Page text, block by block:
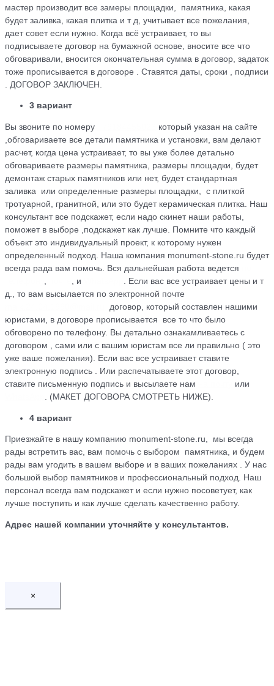
мастер производит все замеры площадки, памятника, какая
будет заливка, какая плитка и т д, учитывает все пожелания,
дает совет если нужно. Когда всё устраивает, то вы
подписываете договор на бумажной основе, вносите все что
обговаривали, вносится окончательная сумма в договор, задаток
тоже прописывается в договоре . Ставятся даты, сроки , подписи
. ДОГОВОР ЗАКЛЮЧЕН.
3 вариант
Вы звоните по номеру
который указан на сайте
,обговариваете все детали памятника и установки, вам делают
расчет, когда цена устраивает, то вы уже более детально
обговариваете размеры памятника, размеры площадки, будет
демонтаж старых памятников или нет, будет стандартная
заливка или определенные размеры площадки, с плиткой
тротуарной, гранитной, или это будет керамическая плитка. Наш
консультант все подскажет, если надо скинет наши работы,
поможет в выборе ,подскажет как лучше. Помните что каждый
объект это индивидуальный проект, к которому нужен
определенный подход. Наша компания monument-stone.ru будет
всегда рада вам помочь. Вся дальнейшая работа ведется
, , и
. Если вас все устраивает цены и т
д., то вам высылается по электронной почте
договор, который cоставлен нашими
юристами, в договоре прописывается все то что было
обговорено по телефону. Вы детально ознакамливаетесь с
договором , сами или с вашим юристам все ли правильно ( это
уже ваше пожелания). Если вас все устраивает ставите
электронную подпись . Или распечатываете этот договор,
ставите письменную подпись и высылаете нам
или
. (МАКЕТ ДОГОВОРА СМОТРЕТЬ НИЖЕ).
4 вариант
Приезжайте в нашу компанию monument-stone.ru, мы всегда
рады встретить вас, вам помочь с выбором памятника, и будем
рады вам угодить в вашем выборе и в ваших пожеланиях . У нас
большой выбор памятников и профессиональный подход. Наш
персонал всегда вам подскажет и если нужно посоветует, как
лучше поступить и как лучше сделать качественно работу.
Адрес нашей компании уточняйте у консультантов.
×